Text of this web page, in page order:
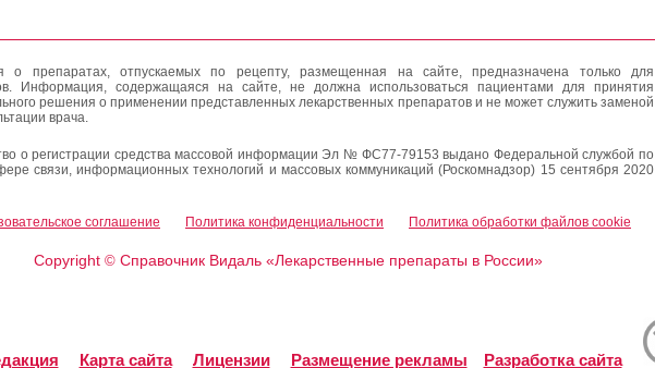
о препаратах, отпускаемых по рецепту, размещенная на сайте, предназначена только для
Информация, содержащаяся на сайте, не должна использоваться пациентами для принятия
решения о применении представленных лекарственных препаратов и не может служить заменой
врача.
о регистрации средства массовой информации Эл № ФС77-79153 выдано Федеральной службой по
связи, информационных технологий и массовых коммуникаций (Роскомнадзор) 15 сентября 2020
соглашение Политика конфиденциальности Политика обработки файлов cookie
Copyright ©Справочник Видаль «Лекарственные препараты в России»
Карта сайта Лицензии Размещение рекламы Разработка сайта